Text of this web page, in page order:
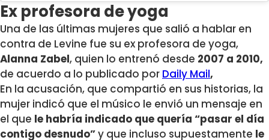
Ex profesora de yoga
Una de las últimas mujeres que salió a hablar en
contra de Levine fue su ex profesora de yoga,
Alanna Zabel, quien lo entrenó desde 2007 a 2010,
de acuerdo a lo publicado por Daily Mail,
En la acusación, que compartió en sus historias, la
mujer indicó que el músico le envió un mensaje en
el que le habría indicado que quería “pasar el día
contigo desnudo”y que incluso supuestamente le